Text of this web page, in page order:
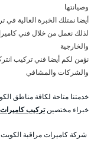
وصيانتها
أيضا نمتلك الخبرة العالية
لذلك نعمل من خلال فني
والخارجية
نؤمن لكم أيضا فني تركيب
والشركات والمشافي
خدمتنا متاحة لكافة مناطق
خبراء مختصينتركيب كاميرات
شركة كاميرات مراقبة الكويت